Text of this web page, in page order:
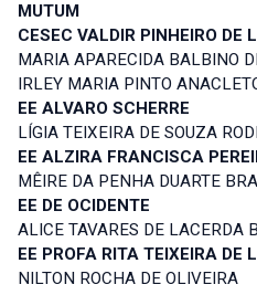
MUTUM
CESEC VALDIR PINHEIRO DE
MARIA APARECIDA BALBINO
IRLEY MARIA PINTO
EE ALVARO SCHERRE
LÍGIA TEIXEIRA DE SOUZA
EE ALZIRA FRANCISCA
MÊIRE DA PENHA DUARTE
EE DE OCIDENTE
ALICE TAVARES DE LACERDA
EE PROFA RITA TEIXEIRA DE
NILTON ROCHA DE OLIVEIRA